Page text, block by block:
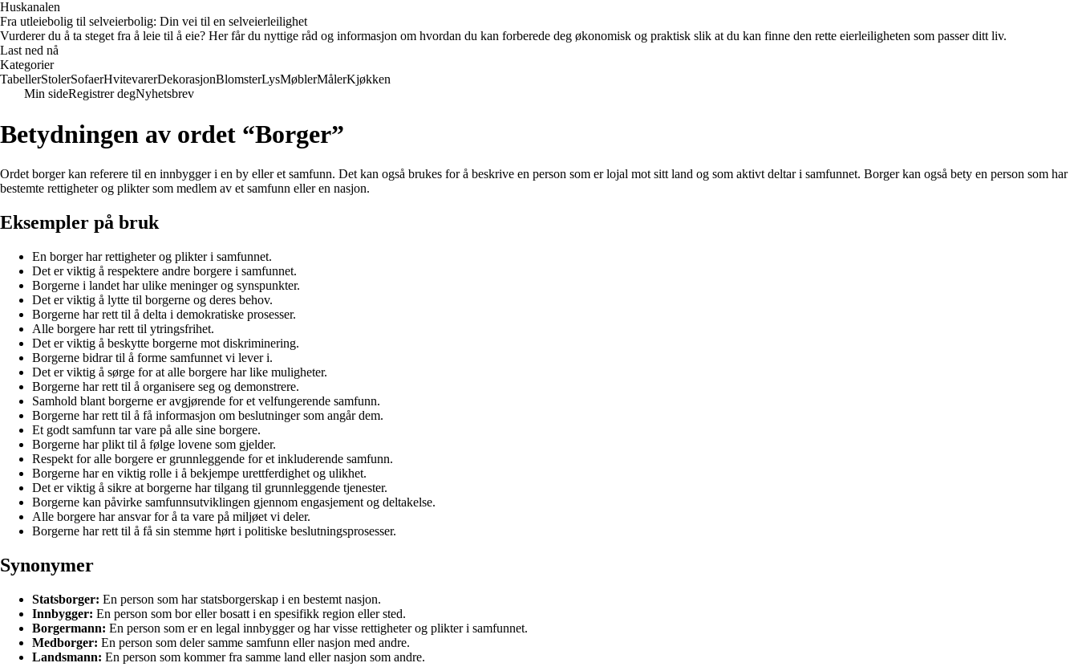
Huskanalen
Fra utleiebolig til selveierbolig: Din vei til en selveierleilighet
Vurderer du å ta steget fra å leie til å eie? Her får du nyttige råd og informasjon om hvordan du kan forberede deg økonomisk og praktisk slik at du kan finne den rette eierleiligheten som passer ditt liv.
Last ned nå
Kategorier
TabellerStolerSofaerHvitevarerDekorasjonBlomsterLysMøblerMålerKjøkken
Min sideRegistrer degNyhetsbrev
Betydningen av ordet “Borger”
Ordet borger kan referere til en innbygger i en by eller et samfunn. Det kan også brukes for å beskrive en person som er lojal mot sitt land og som aktivt deltar i samfunnet. Borger kan også bety en person som har
bestemte rettigheter og plikter som medlem av et samfunn eller en nasjon.
Eksempler på bruk
En borger har rettigheter og plikter i samfunnet.
Det er viktig å respektere andre borgere i samfunnet.
Borgerne i landet har ulike meninger og synspunkter.
Det er viktig å lytte til borgerne og deres behov.
Borgerne har rett til å delta i demokratiske prosesser.
Alle borgere har rett til ytringsfrihet.
Det er viktig å beskytte borgerne mot diskriminering.
Borgerne bidrar til å forme samfunnet vi lever i.
Det er viktig å sørge for at alle borgere har like muligheter.
Borgerne har rett til å organisere seg og demonstrere.
Samhold blant borgerne er avgjørende for et velfungerende samfunn.
Borgerne har rett til å få informasjon om beslutninger som angår dem.
Et godt samfunn tar vare på alle sine borgere.
Borgerne har plikt til å følge lovene som gjelder.
Respekt for alle borgere er grunnleggende for et inkluderende samfunn.
Borgerne har en viktig rolle i å bekjempe urettferdighet og ulikhet.
Det er viktig å sikre at borgerne har tilgang til grunnleggende tjenester.
Borgerne kan påvirke samfunnsutviklingen gjennom engasjement og deltakelse.
Alle borgere har ansvar for å ta vare på miljøet vi deler.
Borgerne har rett til å få sin stemme hørt i politiske beslutningsprosesser.
Synonymer
Statsborger: En person som har statsborgerskap i en bestemt nasjon.
Innbygger: En person som bor eller bosatt i en spesifikk region eller sted.
Borgermann: En person som er en legal innbygger og har visse rettigheter og plikter i samfunnet.
Medborger: En person som deler samme samfunn eller nasjon med andre.
Landsmann: En person som kommer fra samme land eller nasjon som andre.